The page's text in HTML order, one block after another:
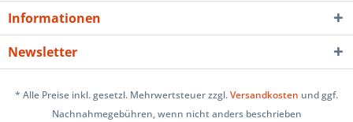
Informationen
Newsletter
* Alle Preise inkl. gesetzl. Mehrwertsteuer zzgl.Versandkosten und ggf.
Nachnahmegebühren, wenn nicht anders beschrieben